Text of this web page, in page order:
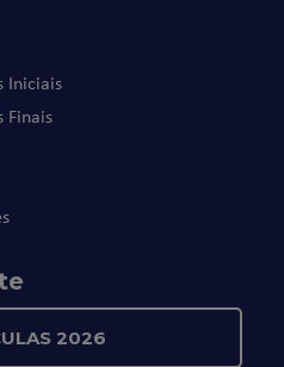
Iniciais
Finais
2026